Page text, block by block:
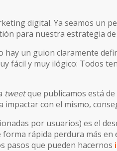
digital. Ya seamos un
para nuestra estrategia
hay un guion claramente
fácil y muy ilógico: Todos
tweetque publicamos está
con el mismo,
por usuarios) es el
rápida perdura más en
pasos que pueden hacernos